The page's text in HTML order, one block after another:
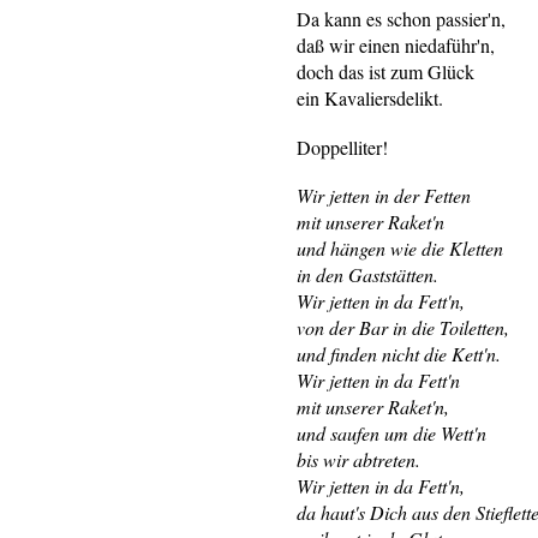
Da kann es schon passier'n,
daß wir einen niedaführ'n,
doch das ist zum Glück
ein Kavaliersdelikt.
Doppelliter!
Wir jetten in der Fetten
mit unserer Raket'n
und hängen wie die Kletten
in den Gaststätten.
Wir jetten in da Fett'n,
von der Bar in die Toiletten,
und finden nicht die Kett'n.
Wir jetten in da Fett'n
mit unserer Raket'n,
und saufen um die Wett'n
bis wir abtreten.
Wir jetten in da Fett'n,
da haut's Dich aus den